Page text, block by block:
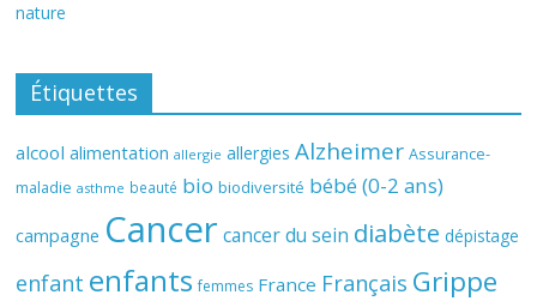
nature
Étiquettes
alcool alimentation allergie allergies Alzheimer Assurance-
maladie asthme beauté bio biodiversité bébé (0-2 ans)
campagne Cancer cancer du sein diabète dépistage
enfant enfants femmes France Français Grippe